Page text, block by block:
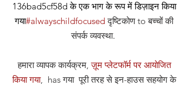
136bad5cf58d के एक भाग के रूप में डिज़ाइन किया
गया#alwayschildfocusedदृष्टिकोणto बच्चों की
संपर्क व्यवस्था.
हमारा व्यापक कार्यक्रम,ज़ूम प्लेटफॉर्म पर आयोजित
किया गया, has गया पूरी तरह से इन-हाउस सहयोग के